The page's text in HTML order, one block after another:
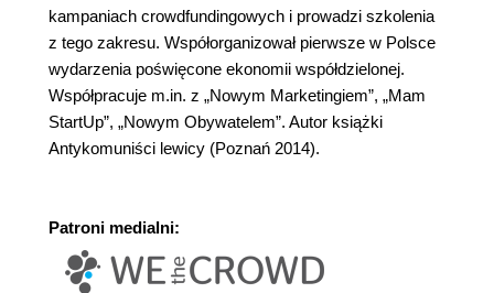
kampaniach crowdfundingowych i prowadzi szkolenia
z tego zakresu. Współorganizował pierwsze w Polsce
wydarzenia poświęcone ekonomii współdzielonej.
Współpracuje m.in. z „Nowym Marketingiem”, „Mam
StartUp”, „Nowym Obywatelem”. Autor książki
Antykomuniści lewicy (Poznań 2014).
Patroni medialni: